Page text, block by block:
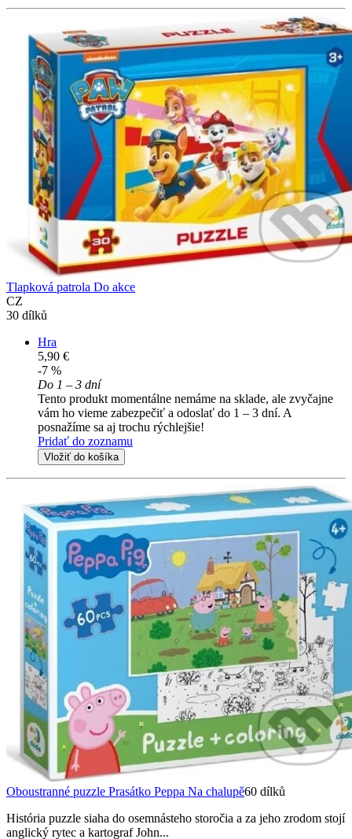
Tlapková patrola Do akce
CZ
30 dílků
Hra
5,90 €
-7 %
Do 1 – 3 dní
Tento produkt momentálne nemáme na sklade, ale zvyčajne
vám ho vieme zabezpečiť a odoslať do 1 – 3 dní. A
posnažíme sa aj trochu rýchlejšie!
Pridať do zoznamu
Vložiť do košíka
Oboustranné puzzle Prasátko Peppa Na chalupě60 dílků
História puzzle siaha do osemnásteho storočia a za jeho zrodom stojí
anglický rytec a kartograf John...